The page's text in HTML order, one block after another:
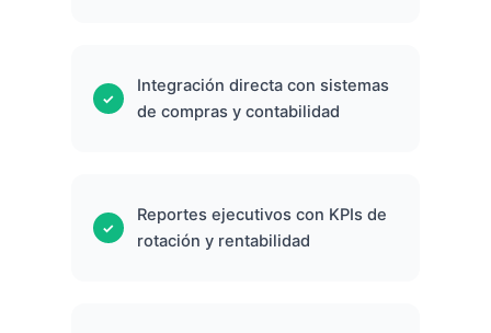
Integración directa con sistemas
de compras y contabilidad
Reportes ejecutivos con KPIs de
rotación y rentabilidad